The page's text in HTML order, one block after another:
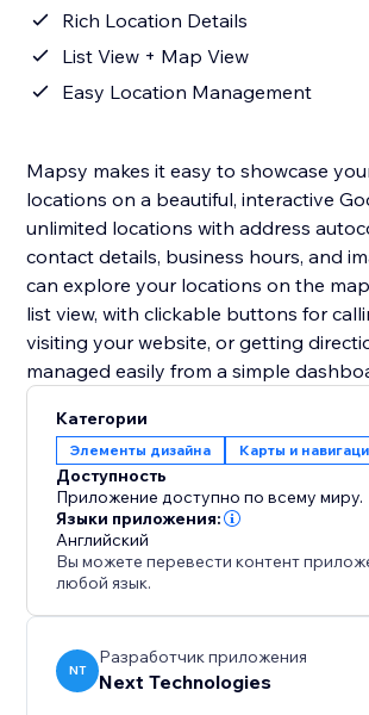
Rich Location Details
List View + Map View
Easy Location Management
Mapsy makes it easy to showcase
locations on a beautiful, interactive
unlimited locations with address
contact details, business hours, and
can explore your locations on the
list view, with clickable buttons for
visiting your website, or getting
managed easily from a simple
Категории
Элементы дизайна Карты и
Доступность
Приложение доступно по всему миру.
Языки приложения:
Английский
Вы можете перевести контент
любой язык.
NT
Разработчик приложения
Next Technologies